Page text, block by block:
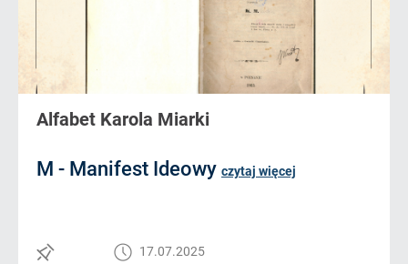
Alfabet Karola Miarki
M - Manifest Ideowy czytaj więcej
17.07.2025